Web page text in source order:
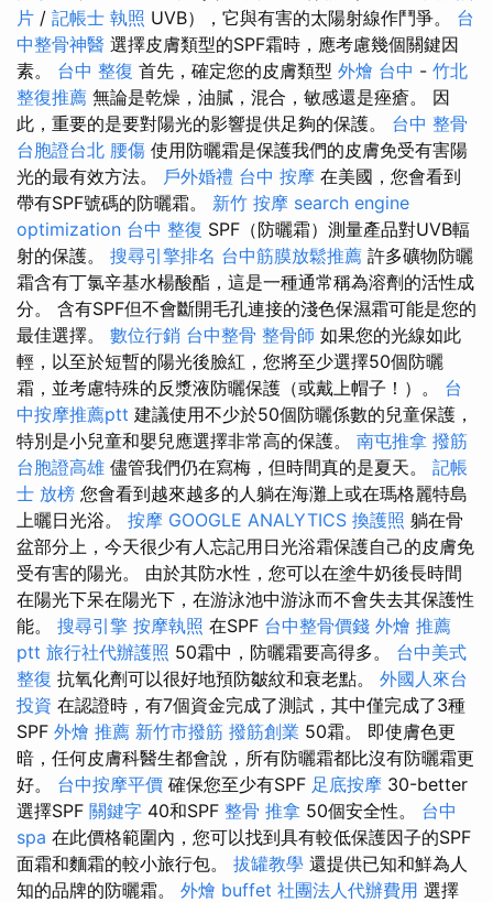
片 / 記帳士 執照 UVB），它與有害的太陽射線作鬥爭。 台
中整骨神醫 選擇皮膚類型的SPF霜時，應考慮幾個關鍵因
素。 台中 整復 首先，確定您的皮膚類型 外燴 台中 - 竹北
整復推薦 無論是乾燥，油膩，混合，敏感還是痤瘡。 因
此，重要的是要對陽光的影響提供足夠的保護。 台中 整骨
台胞證台北 腰傷 使用防曬霜是保護我們的皮膚免受有害陽
光的最有效方法。 戶外婚禮 台中 按摩 在美國，您會看到
帶有SPF號碼的防曬霜。 新竹 按摩 search engine
optimization 台中 整復 SPF（防曬霜）測量產品對UVB輻
射的保護。 搜尋引擎排名 台中筋膜放鬆推薦 許多礦物防曬
霜含有丁氯辛基水楊酸酯，這是一種通常稱為溶劑的活性成
分。 含有SPF但不會斷開毛孔連接的淺色保濕霜可能是您的
最佳選擇。 數位行銷 台中整骨 整骨師 如果您的光線如此
輕，以至於短暫的陽光後臉紅，您將至少選擇50個防曬
霜，並考慮特殊的反漿液防曬保護（或戴上帽子！）。 台
中按摩推薦ptt 建議使用不少於50個防曬係數的兒童保護，
特別是小兒童和嬰兒應選擇非常高的保護。 南屯推拿 撥筋
台胞證高雄 儘管我們仍在寫梅，但時間真的是夏天。 記帳
士 放榜 您會看到越來越多的人躺在海灘上或在瑪格麗特島
上曬日光浴。 按摩 GOOGLE ANALYTICS 換護照 躺在骨
盆部分上，今天很少有人忘記用日光浴霜保護自己的皮膚免
受有害的陽光。 由於其防水性，您可以在塗牛奶後長時間
在陽光下呆在陽光下，在游泳池中游泳而不會失去其保護性
能。 搜尋引擎 按摩執照 在SPF 台中整骨價錢 外燴 推薦
ptt 旅行社代辦護照 50霜中，防曬霜要高得多。 台中美式
整復 抗氧化劑可以很好地預防皺紋和衰老點。 外國人來台
投資 在認證時，有7個資金完成了測試，其中僅完成了3種
SPF 外燴 推薦 新竹市撥筋 撥筋創業 50霜。 即使膚色更
暗，任何皮膚科醫生都會說，所有防曬霜都比沒有防曬霜更
好。 台中按摩平價 確保您至少有SPF 足底按摩 30-better
選擇SPF 關鍵字 40和SPF 整骨 推拿 50個安全性。 台中
spa 在此價格範圍內，您可以找到具有較低保護因子的SPF
面霜和麵霜的較小旅行包。 拔罐教學 還提供已知和鮮為人
知的品牌的防曬霜。 外燴 buffet 社團法人代辦費用 選擇